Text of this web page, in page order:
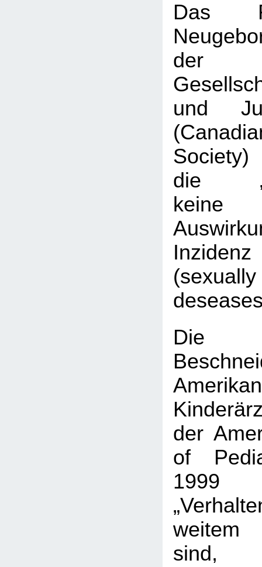
Das
der
und
die
keine
Die
der
of
1999
weitem